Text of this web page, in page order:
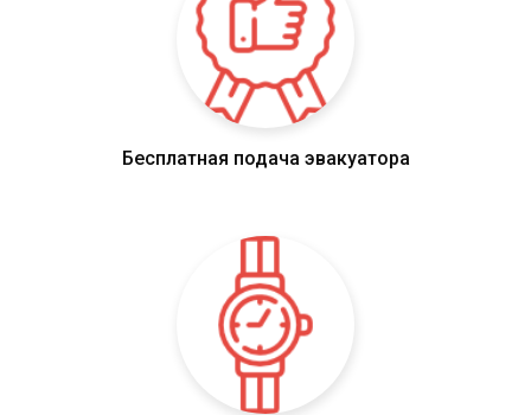
Бесплатная подача эвакуатора